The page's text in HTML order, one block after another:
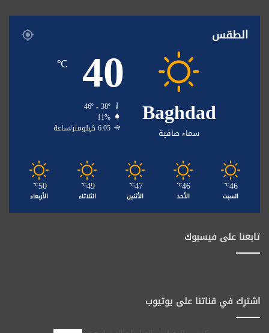
الطقس
Baghdad
سماء صافية
40
℃
46º - 38º
11%
6.05 كيلومتر/ساعة
46
℃
السبت
46
℃
الأحد
47
℃
الأثنين
49
℃
الثلاثاء
50
℃
الأربعاء
تابعنا على فيسبوك
اشترك في قناتنا على يوتيوب